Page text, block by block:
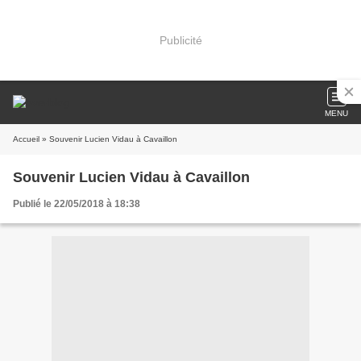
Publicité
MENU
Accueil » Souvenir Lucien Vidau à Cavaillon
Souvenir Lucien Vidau à Cavaillon
Publié le 22/05/2018 à 18:38